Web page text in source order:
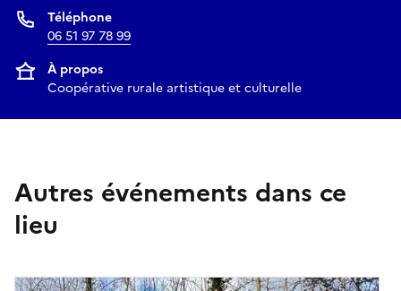
Téléphone
06 51 97 78 99
À propos
Coopérative rurale artistique et culturelle
Autres événements dans ce
lieu